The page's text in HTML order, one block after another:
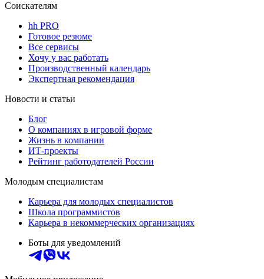
Соискателям
hh PRO
Готовое резюме
Все сервисы
Хочу у вас работать
Производственный календарь
Экспертная рекомендация
Новости и статьи
Блог
О компаниях в игровой форме
Жизнь в компании
ИТ-проекты
Рейтинг работодателей России
Молодым специалистам
Карьера для молодых специалистов
Школа программистов
Карьера в некоммерческих организациях
Боты для уведомлений